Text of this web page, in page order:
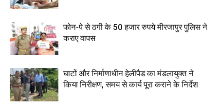
फोन-पे से ठगी के 50 हजार रुपये मीरजापुर पुलिस ने
कराए वापस
घाटों और निर्माणाधीन हेलीपैड का मंडलायुक्त ने
किया निरीक्षण, समय से कार्य पूरा कराने के निर्देश